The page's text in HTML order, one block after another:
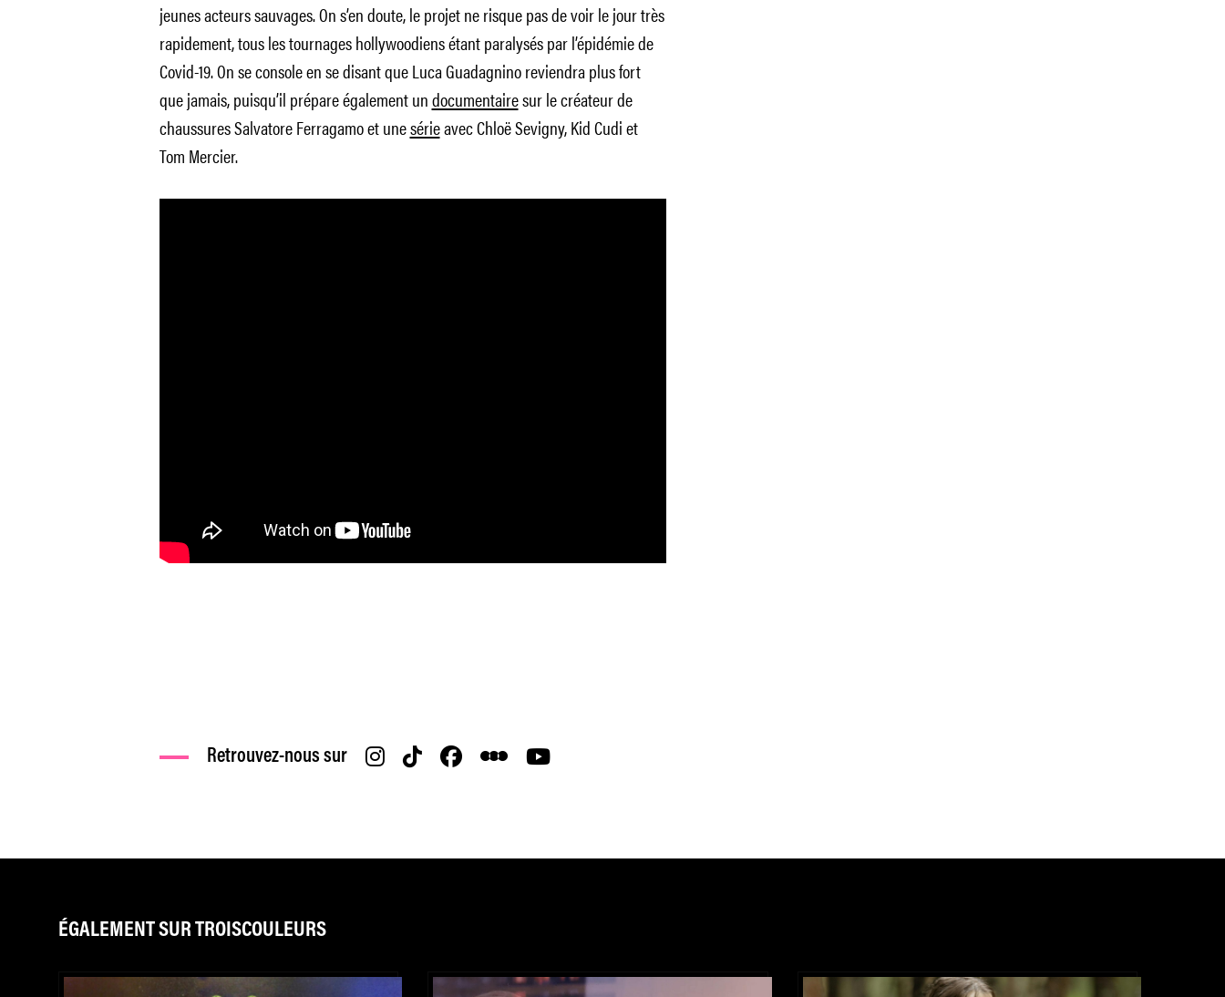
jeunes acteurs sauvages. On s’en doute, le projet ne risque pas de voir le jour très
rapidement, tous les tournages hollywoodiens étant paralysés par l’épidémie de
Covid-19. On se console en se disant que Luca Guadagnino reviendra plus fort
que jamais, puisqu’il prépare également undocumentairesur le créateur de
chaussures Salvatore Ferragamo et unesérieavec Chloë Sevigny, Kid Cudi et
Tom Mercier.
Retrouvez-nous sur
ÉGALEMENT SUR TROISCOULEURS